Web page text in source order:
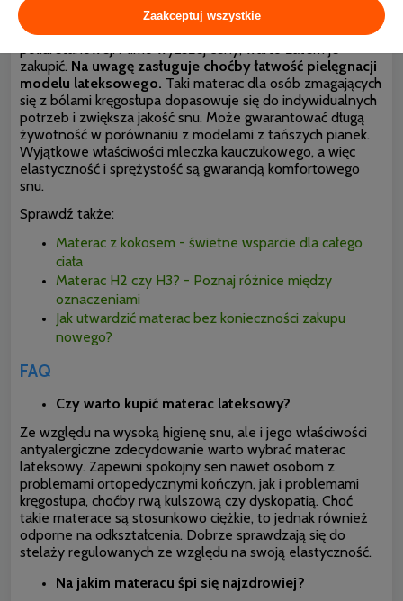
pleców. Mogą zapewnić stabilniejsze podparcie, bardziej
odporne na odkształcenia od materacy z pianki
poliuretanowej. Mimo wyższej ceny, warto zatem je
zakupić. Na uwagę zasługuje choćby łatwość pielęgnacji
modelu lateksowego. Taki materac dla osób zmagających
się z bólami kręgosłupa dopasowuje się do indywidualnych
potrzeb i zwiększa jakość snu. Może gwarantować długą
żywotność w porównaniu z modelami z tańszych pianek.
Wyjątkowe właściwości mleczka kauczukowego, a więc
elastyczność i sprężystość są gwarancją komfortowego
snu.
Sprawdź także:
Materac z kokosem - świetne wsparcie dla całego
ciała
Materac H2 czy H3? - Poznaj różnice między
oznaczeniami
Jak utwardzić materac bez konieczności zakupu
nowego?
FAQ
Czy warto kupić materac lateksowy?
Ze względu na wysoką higienę snu, ale i jego właściwości
antyalergiczne zdecydowanie warto wybrać materac
lateksowy. Zapewni spokojny sen nawet osobom z
problemami ortopedycznymi kończyn, jak i problemami
kręgosłupa, choćby rwą kulszową czy dyskopatią. Choć
takie materace są stosunkowo ciężkie, to jednak również
odporne na odkształcenia. Dobrze sprawdzają się do
stelaży regulowanych ze względu na swoją elastyczność.
Na jakim materacu śpi się najzdrowiej?
Zaakceptuj wszystkie